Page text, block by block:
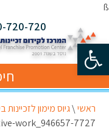
פתח סרגל נגישות
ß
720-720
ראשי\גיוס מימון
work_946657-7727